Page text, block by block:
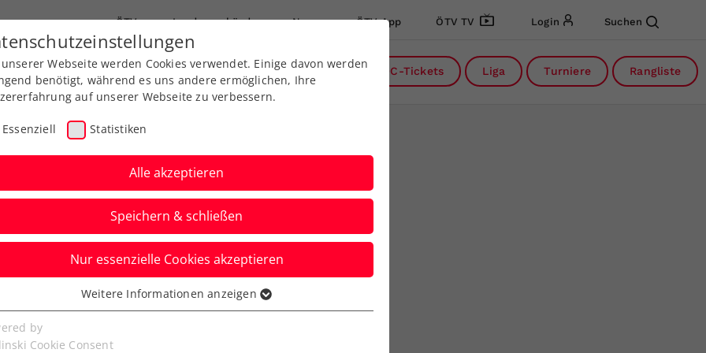
ÖTV Landesverbände News ÖTV App ÖTV TV Login Suchen
Ausbildung Services Über uns DC-Tickets Liga Turniere Rangliste
TROPHY: Auch
weiter
Webseite werden Cookies verwendet. Einige davon werden
benötigt, während es uns andere ermöglichen, Ihre
auf unserer Webseite zu verbessern.
Essenziell Statistiken
Alle akzeptieren
Speichern & schließen
Nur essenzielle Cookies akzeptieren
Cookies werden für grundlegende Funktionen der
benötigt. Dadurch ist gewährleistet, dass die Webseite
Weitere Informationen anzeigen
by
Cookie Consent